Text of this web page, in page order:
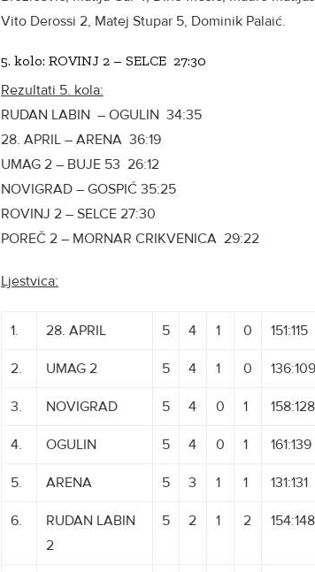
Vito Derossi 2, Matej Stupar 5, Dominik Palaić.
5. kolo: ROVINJ 2 – SELCE 27:30
Rezultati 5. kola:
RUDAN LABIN – OGULIN 34:35
28. APRIL – ARENA 36:19
UMAG 2 – BUJE 53 26:12
NOVIGRAD – GOSPIĆ 35:25
ROVINJ 2 – SELCE 27:30
POREČ 2 – MORNAR CRIKVENICA 29:22
Ljestvica:
1. 28. APRIL 5 4 1 0 151:115
2. UMAG 2 5 4 1 0 136:109
3. NOVIGRAD 5 4 0 1 158:128
4. OGULIN 5 4 0 1 161:139
5. ARENA 5 3 1 1 131:131
6.
RUDAN LABIN
2
5 2 1 2 154:148